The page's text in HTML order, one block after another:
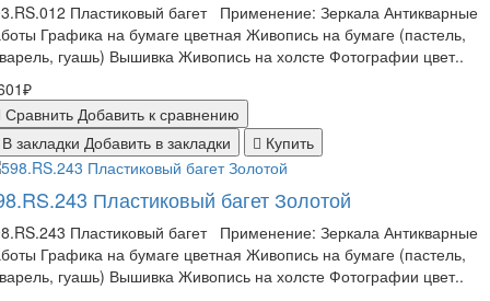
Пластиковый багет Применение: Зеркала Антикварные
Графика на бумаге цветная Живопись на бумаге (пастель,
гуашь) Вышивка Живопись на холсте Фотографии цвет..
Сравнить Добавить к сравнению
закладки Добавить в закладки Купить
Пластиковый багет Золотой
Пластиковый багет Применение: Зеркала Антикварные
Графика на бумаге цветная Живопись на бумаге (пастель,
гуашь) Вышивка Живопись на холсте Фотографии цвет..